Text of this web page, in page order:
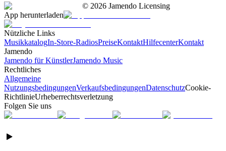
© 2026 Jamendo Licensing
App herunterladen
Nützliche Links
MusikkatalogIn-Store-RadiosPreiseKontaktHilfecenterKontakt
Jamendo
Jamendo für KünstlerJamendo Music
Rechtliches
Allgemeine
NutzungsbedingungenVerkaufsbedingungenDatenschutzCookie-
RichtlinieUrheberrechtsverletzung
Folgen Sie uns